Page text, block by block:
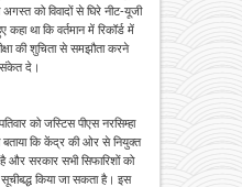
को विवादों से घिरे नीट-यूजी
था कि वर्तमान में रिकॉर्ड में
की शुचिता से समझौता करने
संकेत दे।
को जस्टिस पीएस नरसिम्हा
कि केंद्र की ओर से नियुक्त
है और सरकार सभी सिफारिशों को
किया जा सकता है। इस